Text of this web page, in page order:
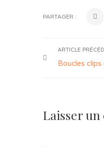
PARTAGER :
ARTICLE
Boucles
Laisser